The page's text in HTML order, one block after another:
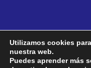
Utilizamos cookies
nuestra web.
Puedes aprender más